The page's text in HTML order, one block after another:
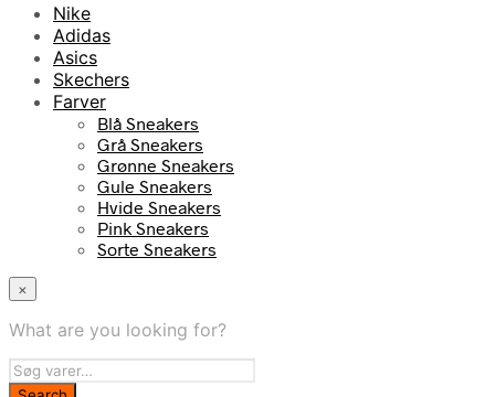
Nike
Adidas
Asics
Skechers
Farver
Blå Sneakers
Grå Sneakers
Grønne Sneakers
Gule Sneakers
Hvide Sneakers
Pink Sneakers
Sorte Sneakers
×
What are you looking for?